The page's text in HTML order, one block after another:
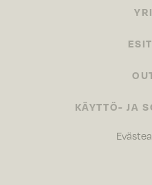
KÄYTTÖ- JA